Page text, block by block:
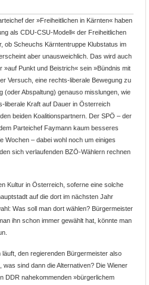
der »Freiheitlichen in Kärnten« haben
als CDU-CSU-Modell« der Freiheitlichen
ob Scheuchs Kärntentruppe Klubstatus im
aber unausweichlich. Das wird auch
Punkt und Beistrich« sein »Bündnis mit
Versuch, eine rechts-liberale Bewegung zu
(oder Abspaltung) genauso misslungen, wie
liberale Kraft auf Dauer in Österreich
beiden Koalitionspartnern. Der SPÖ – der
Parteichef Faymann kaum besseres
Wochen – dabei wohl noch um einiges
sich verlaufenden BZÖ-Wählern rechnen
Kultur in Österreich, soferne eine solche
auf die dort im nächsten Jahr
Was soll man dort wählen? Bürgermeister
ihn schon immer gewählt hat, könnte man
den regierenden Bürgermeister also
sind dann die Alternativen? Die Wiener
DDR nahekommenden »bürgerlichem